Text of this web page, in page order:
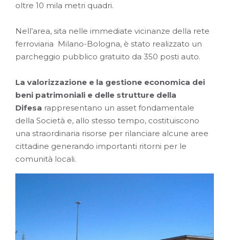
oltre 10 mila metri quadri.
Nell’area, sita nelle immediate vicinanze della rete
ferroviaria Milano-Bologna, è stato realizzato un
parcheggio pubblico gratuito da 350 posti auto.
La valorizzazione e la gestione economica dei
beni patrimoniali e delle strutture della
Difesa rappresentano un asset fondamentale
della Società e, allo stesso tempo, costituiscono
una straordinaria risorse per rilanciare alcune aree
cittadine generando importanti ritorni per le
comunità locali.